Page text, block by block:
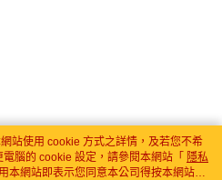
站使用 cookie 方式之詳情，及若您不希
腦的 cookie 設定，請參閱本網站「 隱私
本網站即表示您同意本公司得按本網站使